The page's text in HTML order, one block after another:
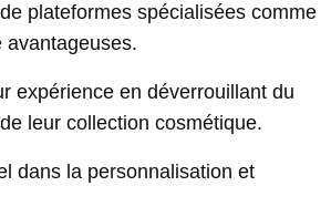
plateformes spécialisées comme
avantageuses.
expérience en déverrouillant du
leur collection cosmétique.
dans la personnalisation et